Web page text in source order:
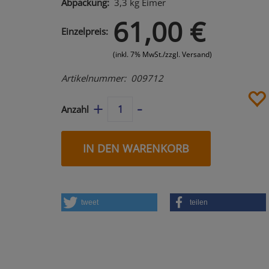
3,3 kg Eimer
Einzelpreis 61,00 €
(inkl. 7% MwSt./zzgl. Versand)
Artikelnummer 009712
Anzahl + -
IN DEN WARENKORB
tweet teilen